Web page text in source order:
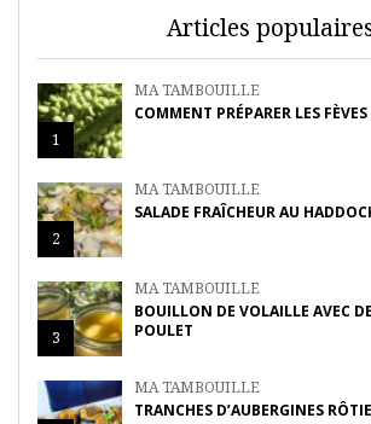
Articles
1
MA TAMBOUILLE
COMMENT PRÉPARER LES
2
MA TAMBOUILLE
SALADE FRAÎCHEUR AU
3
MA TAMBOUILLE
BOUILLON DE VOLAILLE AVEC
POULET
MA TAMBOUILLE
TRANCHES D’AUBERGINES